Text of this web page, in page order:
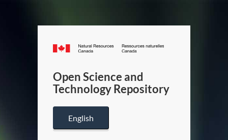
Canada.ca
/
Canada
Open Science and
Technology Repository
English